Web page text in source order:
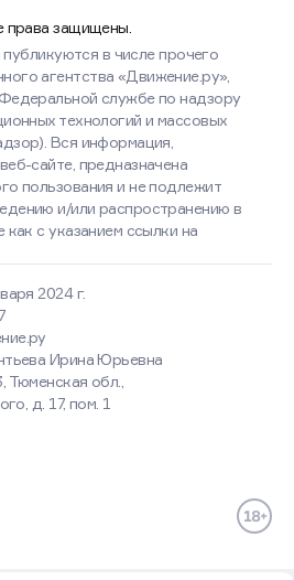
права защищены.
2024 г.
Ирина Юрьевна
обл.,
д. 17, пом. 1
в числе прочего
агентства «Движение.ру»,
службе по надзору
технологий и массовых
Вся информация,
сайте, предназначена
пользования и не подлежит
и/или распространению в
с указанием ссылки на